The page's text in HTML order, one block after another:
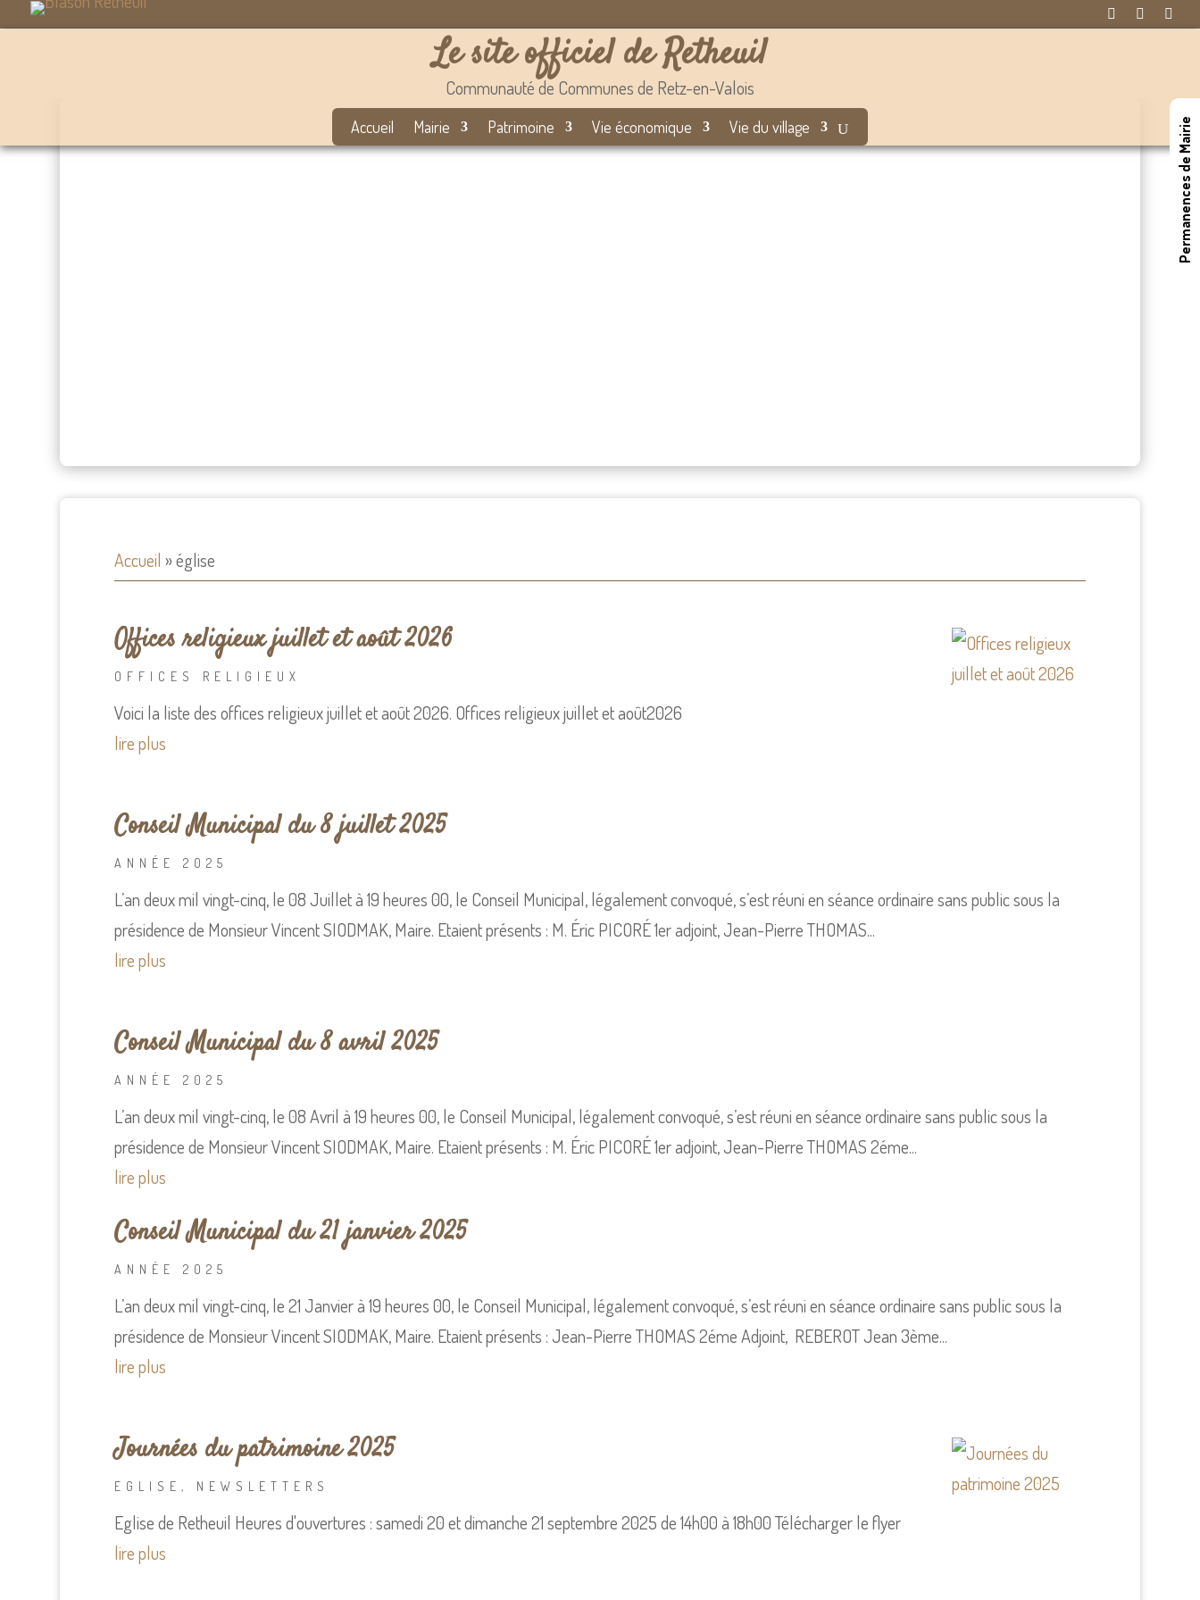
  
Le site officiel de Retheuil
Communauté de Communes de Retz-en-Valois
Accueil Mairie Patrimoine Vie économique Vie du village Permanences de Mairie
Accueil »église
Offices religieux juillet et août 2026
OFFICES RELIGIEUX
Voici la liste des offices religieux juillet et août 2026. Offices religieux juillet et août2026
lire plus
Conseil Municipal du 8 juillet 2025
ANNÉE 2025
L’an deux mil vingt-cinq, le 08 Juillet à 19 heures 00, le Conseil Municipal, légalement convoqué, s’est réuni en séance ordinaire sans public sous la
présidence de Monsieur Vincent SIODMAK, Maire. Etaient présents : M. Éric PICORÉ 1er adjoint, Jean-Pierre THOMAS...
lire plus
Conseil Municipal du 8 avril 2025
ANNÉE 2025
L’an deux mil vingt-cinq, le 08 Avril à 19 heures 00, le Conseil Municipal, légalement convoqué, s’est réuni en séance ordinaire sans public sous la
présidence de Monsieur Vincent SIODMAK, Maire. Etaient présents : M. Éric PICORÉ 1er adjoint, Jean-Pierre THOMAS 2éme...
lire plus
Conseil Municipal du 21 janvier 2025
ANNÉE 2025
L’an deux mil vingt-cinq, le 21 Janvier à 19 heures 00, le Conseil Municipal, légalement convoqué, s’est réuni en séance ordinaire sans public sous la
présidence de Monsieur Vincent SIODMAK, Maire. Etaient présents : Jean-Pierre THOMAS 2éme Adjoint, REBEROT Jean 3ème...
lire plus
Journées du patrimoine 2025
EGLISE , NEWSLETTERS
Eglise de Retheuil Heures d'ouvertures : samedi 20 et dimanche 21 septembre 2025 de 14h00 à 18h00 Télécharger le flyer
lire plus